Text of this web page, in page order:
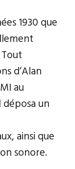
1930 que
d’Alan
au
déposa un
ainsi que
sonore.